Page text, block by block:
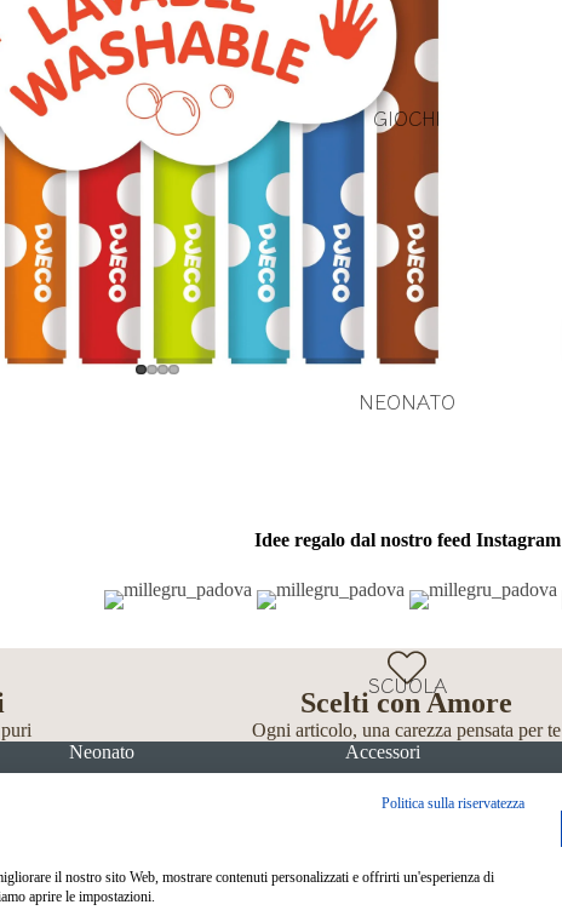
GIOCHI
NEONATO
SCUOLA
Idee regalo dal nostro feed Instagram
Scelti con Amore
Ogni articolo, una carezza pensata per te
Neonato Accessori
Politica sulla riservatezza
il nostro sito Web, mostrare contenuti personalizzati e offrirti un'esperienza di
aprire le impostazioni.